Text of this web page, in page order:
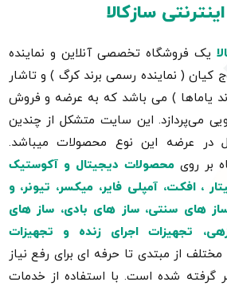
سازکالا
یک فروشگاه تخصصی آنلاین و نماینده
کیان ( نماینده رسمی برند کرگ ) و تاشار
یاماها ) می باشد که به عرضه و فروش
می‌پردازد. این سایت متشکل از چندین
در عرضه این نوع محصولات میباشد.
بر رویمحصولات دیجیتال و آکوستیک
، افکت، آمپلی فایر، میکسر، تیونر، و
های سنتی، ساز های بادی، ساز های
تجهیزات اجرای زنده و تجهیزات
مختلف از مبتدی تا حرفه ای برای رفع نیاز
گرفته شده است. با استفاده از خدمات